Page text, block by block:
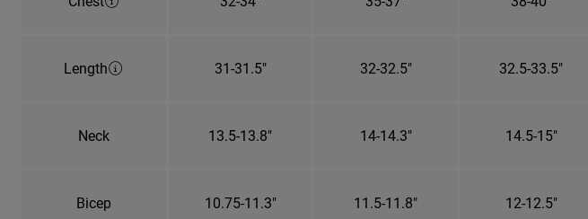
Length 31-31.5" 32-32.5" 32.5-33.5"
Neck 13.5-13.8" 14-14.3" 14.5-15"
Bicep 10.75-11.3" 11.5-11.8" 12-12.5"